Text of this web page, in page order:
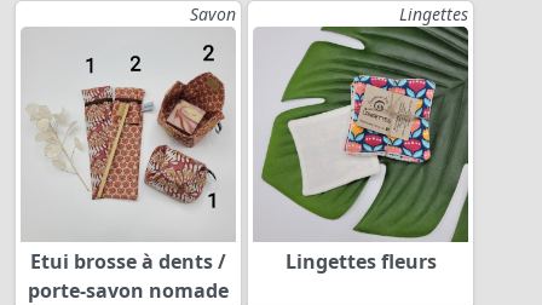
Savon
Etui brosse à dents /
porte-savon nomade
Lingettes
Lingettes fleurs